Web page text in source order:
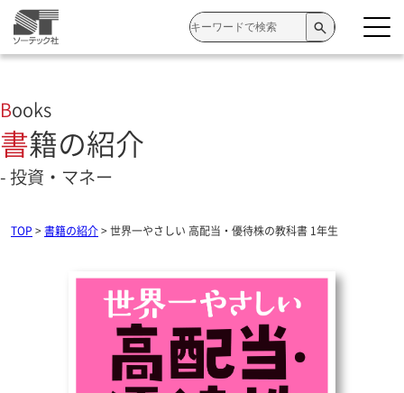
検
索:
Books
書籍の紹介
- 投資・マネー
TOP >書籍の紹介>世界一やさしい 高配当・優待株の教科書 1年生